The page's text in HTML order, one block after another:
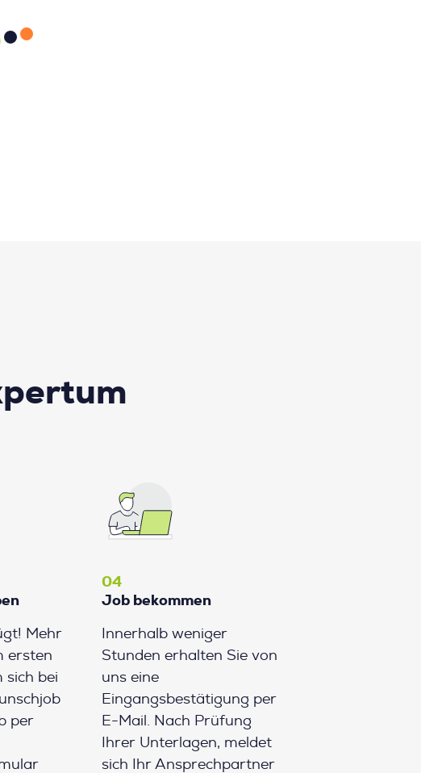
Mehr
ersten
sich bei
per
04
Job bekommen
Innerhalb weniger
Stunden erhalten Sie von
uns eine
Eingangsbestätigung per
E-Mail. Nach Prüfung
Ihrer Unterlagen, meldet
sich Ihr Ansprechpartner